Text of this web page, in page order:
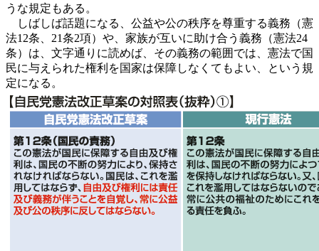
うな規定もある。
しばしば話題になる、公益や公の秩序を尊重する義務（憲
法12条、21条2項）や、家族が互いに助け合う義務（憲法24
条）は、文字通りに読めば、その義務の範囲では、憲法で国
民に与えられた権利を国家は保障しなくてもよい、という規
定になる。